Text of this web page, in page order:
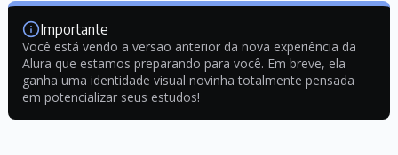
Importante
Você está vendo a versão anterior da nova experiência da
Alura que estamos preparando para você. Em breve, ela
ganha uma identidade visual novinha totalmente pensada
em potencializar seus estudos!